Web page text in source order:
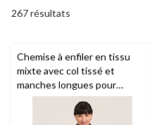
267 résultats
Chemise à enfiler en tissu
mixte avec col tissé et
manches longues pour
femmes, Denver Hayes